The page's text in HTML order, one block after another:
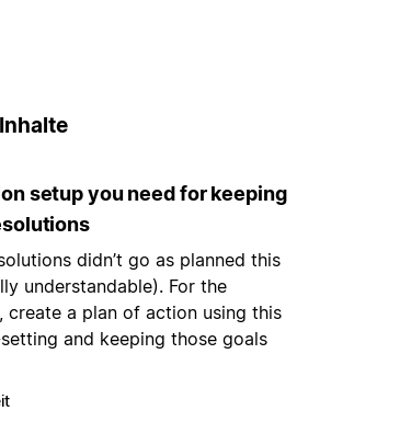
setup you need for keeping
didn’t go as planned this
understandable). For the
create a plan of action using this
and keeping those goals